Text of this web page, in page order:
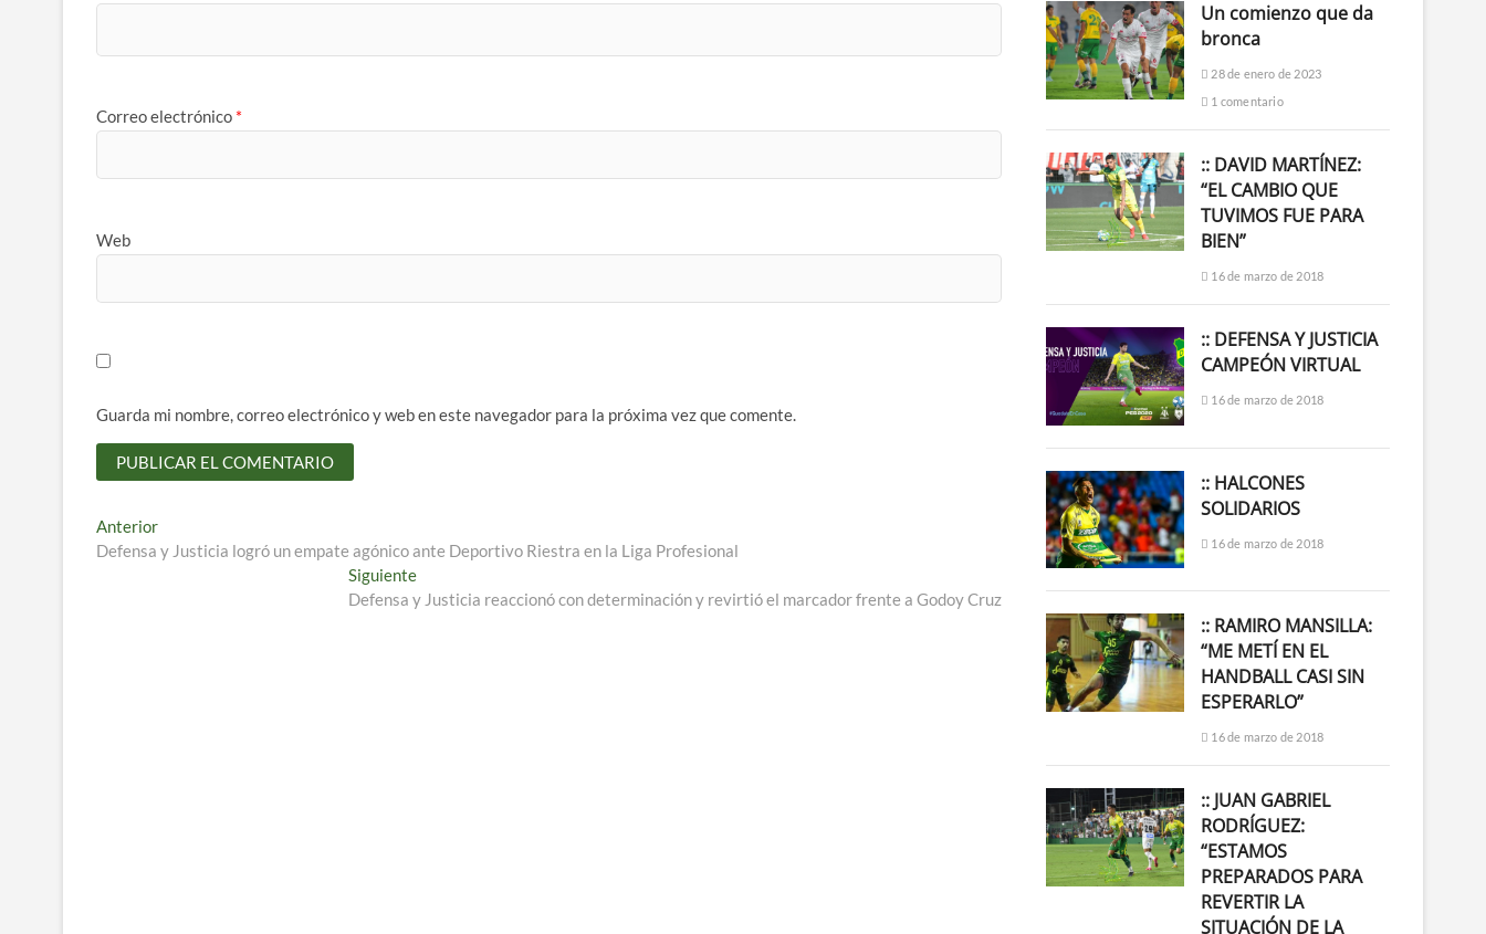
Correo electrónico *
Web
Guarda mi nombre, correo electrónico y web en este navegador para la próxima vez que comente.
Navegación
de
AnteriorEntrada
anterior:
Defensa y Justicia logró un empate agónico ante Deportivo Riestra en la Liga Profesional
SiguienteEntrada
siguiente:
Defensa y Justicia reaccionó con determinación y revirtió el marcador frente a Godoy Cruz
Un comienzo que da
bronca
28 de enero de 2023
1 comentario
:: DAVID MARTÍNEZ:
“EL CAMBIO QUE
TUVIMOS FUE PARA
BIEN”
16 de marzo de 2018
:: DEFENSA Y JUSTICIA
CAMPEÓN VIRTUAL
16 de marzo de 2018
:: HALCONES
SOLIDARIOS
16 de marzo de 2018
:: RAMIRO MANSILLA:
“ME METÍ EN EL
HANDBALL CASI SIN
ESPERARLO”
16 de marzo de 2018
:: JUAN GABRIEL
RODRÍGUEZ:
“ESTAMOS
PREPARADOS PARA
REVERTIR LA
SITUACIÓN DE LA